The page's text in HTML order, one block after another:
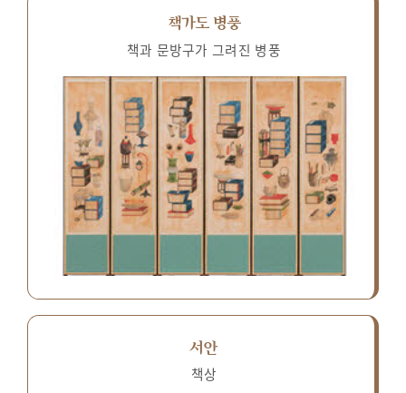
책가도 병풍
책과 문방구가 그려진 병풍
서안
책상